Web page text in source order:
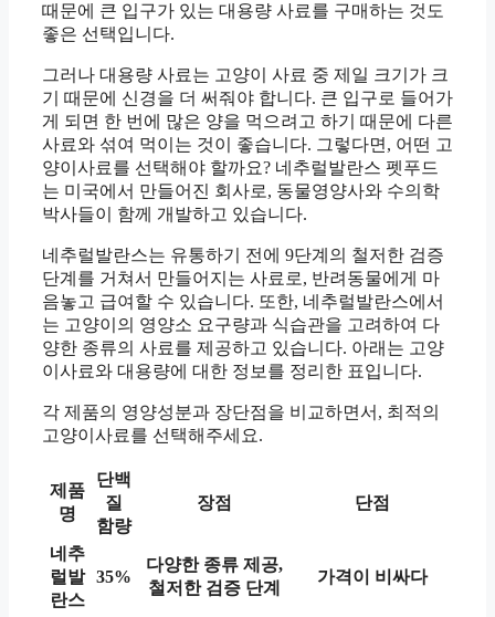
때문에 큰 입구가 있는 대용량 사료를 구매하는 것도
좋은 선택입니다.
그러나 대용량 사료는 고양이 사료 중 제일 크기가 크
기 때문에 신경을 더 써줘야 합니다. 큰 입구로 들어가
게 되면 한 번에 많은 양을 먹으려고 하기 때문에 다른
사료와 섞여 먹이는 것이 좋습니다. 그렇다면, 어떤 고
양이사료를 선택해야 할까요? 네추럴발란스 펫푸드
는 미국에서 만들어진 회사로, 동물영양사와 수의학
박사들이 함께 개발하고 있습니다.
네추럴발란스는 유통하기 전에 9단계의 철저한 검증
단계를 거쳐서 만들어지는 사료로, 반려동물에게 마
음놓고 급여할 수 있습니다. 또한, 네추럴발란스에서
는 고양이의 영양소 요구량과 식습관을 고려하여 다
양한 종류의 사료를 제공하고 있습니다. 아래는 고양
이사료와 대용량에 대한 정보를 정리한 표입니다.
각 제품의 영양성분과 장단점을 비교하면서, 최적의
고양이사료를 선택해주세요.
제품
명
단백
질
함량
장점 단점
네추
럴발
란스
35%
다양한 종류 제공,
철저한 검증 단계
가격이 비싸다